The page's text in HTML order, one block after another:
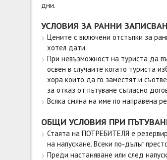
дни.
УСЛОВИЯ ЗА РАННИ
Цените с включени отстъпки за
хотел дати.
При невъзможност на туриста да
освен в случаите когато туриста
хора които да го заместят и
за отказ от пътуване съгласно
Всяка смяна на име по направена
ОБЩИ УСЛОВИЯ ПРИ
Стаята на ПОТРЕБИТЕЛЯ е
на напускане. Всеки по-дълъг
Преди настаняване или след